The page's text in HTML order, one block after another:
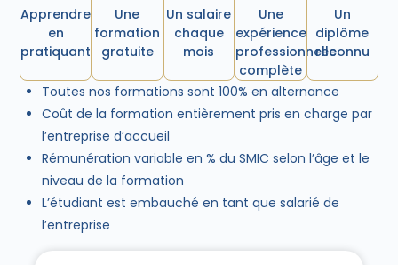
Apprendre
en
pratiquant
Une
formation
gratuite
Un salaire
chaque
mois
Une
expérience
professionnelle
complète
Un
diplôme
reconnu
Toutes nos formations sont 100% en alternance
Coût de la formation entièrement pris en charge par
l’entreprise d’accueil
Rémunération variable en % du SMIC selon l’âge et le
niveau de la formation
L’étudiant est embauché en tant que salarié de
l’entreprise